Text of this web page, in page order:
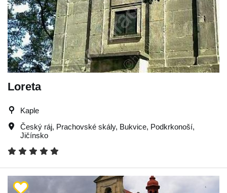
Loreta
Kaple
Český ráj, Prachovské skály, Bukvice, Podkrkonoší,
Jičínsko